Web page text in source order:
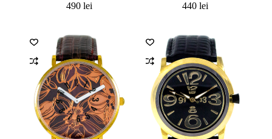
490lei
440lei